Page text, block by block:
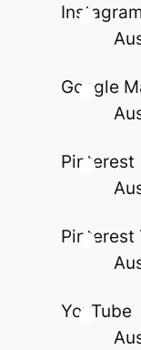
Instagram
Google
Pinterest
Pinterest
YouTube